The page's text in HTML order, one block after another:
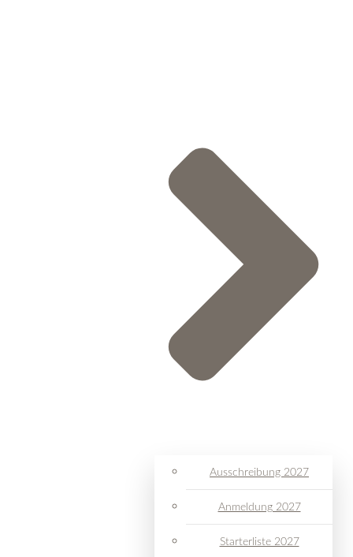
Ausschreibung 2027
Anmeldung 2027
Starterliste 2027